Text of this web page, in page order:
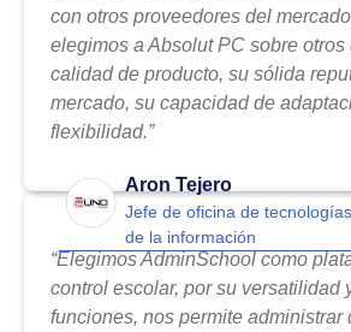
con otros proveedores del
elegimos a Absolut PC sobre otros
calidad de producto, su sólida
mercado, su capacidad de
flexibilidad.”
Aron Tejero
Jefe de oficina de tecnologías
de la información
“Elegimos AdminSchool como
control escolar, por su versatilidad
funciones, nos permite administrar